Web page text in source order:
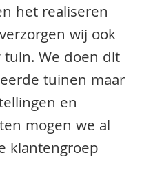
het realiseren
wij ook
We doen dit
tuinen maar
en
mogen we al
klantengroep